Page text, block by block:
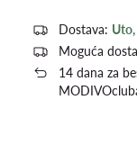
Dostava:
Moguća
14 dana za